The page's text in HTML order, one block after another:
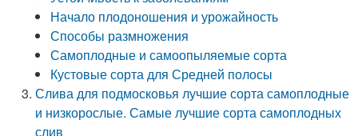
Начало плодоношения и урожайность
Способы размножения
Самоплодные и самоопыляемые сорта
Кустовые сорта для Средней полосы
Слива для подмосковья лучшие сорта самоплодные
и низкорослые. Самые лучшие сорта самоплодных
слив